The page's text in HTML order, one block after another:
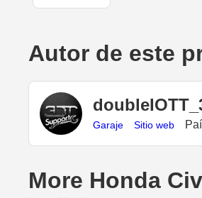
Autor de este
Garaje Sitio web
More Honda